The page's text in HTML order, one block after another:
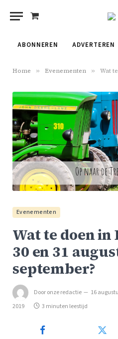
Shopping
ABONNEREN ADVERTEREN
Home » Evenementen » Wat te
Evenementen
Wat te doen in
30 en 31
september?
Dooronze redactie 16
2019
3 minuten leestijd